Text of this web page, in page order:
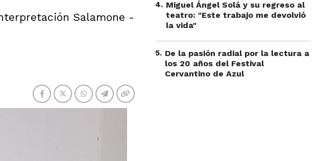
Salamone -
4. Miguel Ángel Solá y su regreso al
teatro: "Este trabajo me devolvió
la vida"
5. De la pasión radial por la lectura a
los 20 años del Festival
Cervantino de Azul